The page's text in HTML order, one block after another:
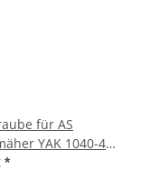
für AS
YAK 1040-4
*